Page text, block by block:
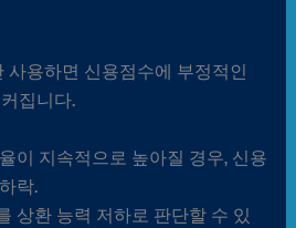
사용하면 신용점수에 부정적인
집니다.
이 지속적으로 높아질 경우, 신용
락.
상환 능력 저하로 판단할 수 있